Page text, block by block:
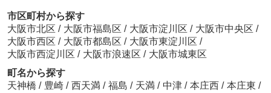
市区町村から探す
大阪市北区 / 大阪市福島区 / 大阪市淀川区 / 大阪市中央区 /
大阪市西区 / 大阪市都島区 / 大阪市東淀川区 /
大阪市西淀川区 / 大阪市浪速区 / 大阪市城東区
町名から探す
天神橋 / 豊崎 / 西天満 / 福島 / 天満 / 中津 / 本庄西 / 本庄東 /